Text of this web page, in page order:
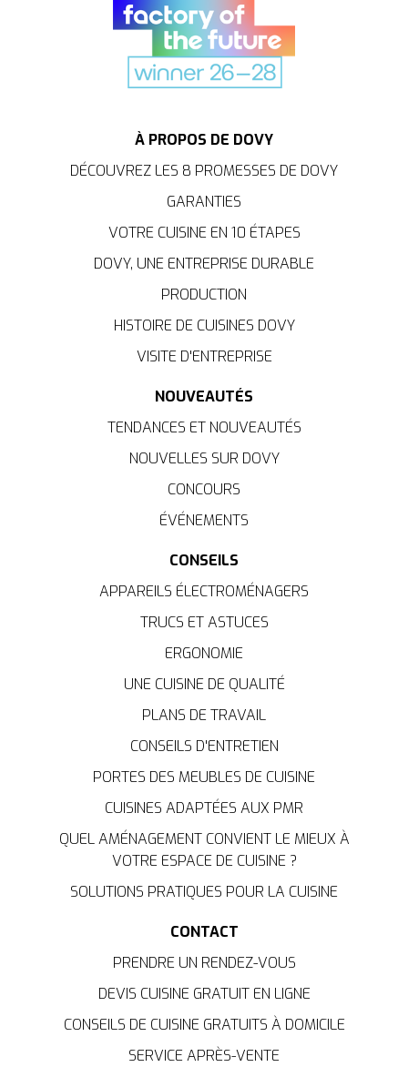
À PROPOS DE DOVY
DÉCOUVREZ LES 8 PROMESSES DE DOVY
GARANTIES
VOTRE CUISINE EN 10 ÉTAPES
DOVY, UNE ENTREPRISE DURABLE
PRODUCTION
HISTOIRE DE CUISINES DOVY
VISITE D'ENTREPRISE
NOUVEAUTÉS
TENDANCES ET NOUVEAUTÉS
NOUVELLES SUR DOVY
CONCOURS
ÉVÉNEMENTS
CONSEILS
APPAREILS ÉLECTROMÉNAGERS
TRUCS ET ASTUCES
ERGONOMIE
UNE CUISINE DE QUALITÉ
PLANS DE TRAVAIL
CONSEILS D'ENTRETIEN
PORTES DES MEUBLES DE CUISINE
CUISINES ADAPTÉES AUX PMR
QUEL AMÉNAGEMENT CONVIENT LE MIEUX À
VOTRE ESPACE DE CUISINE ?
SOLUTIONS PRATIQUES POUR LA CUISINE
CONTACT
PRENDRE UN RENDEZ-VOUS
DEVIS CUISINE GRATUIT EN LIGNE
CONSEILS DE CUISINE GRATUITS À DOMICILE
SERVICE APRÈS-VENTE